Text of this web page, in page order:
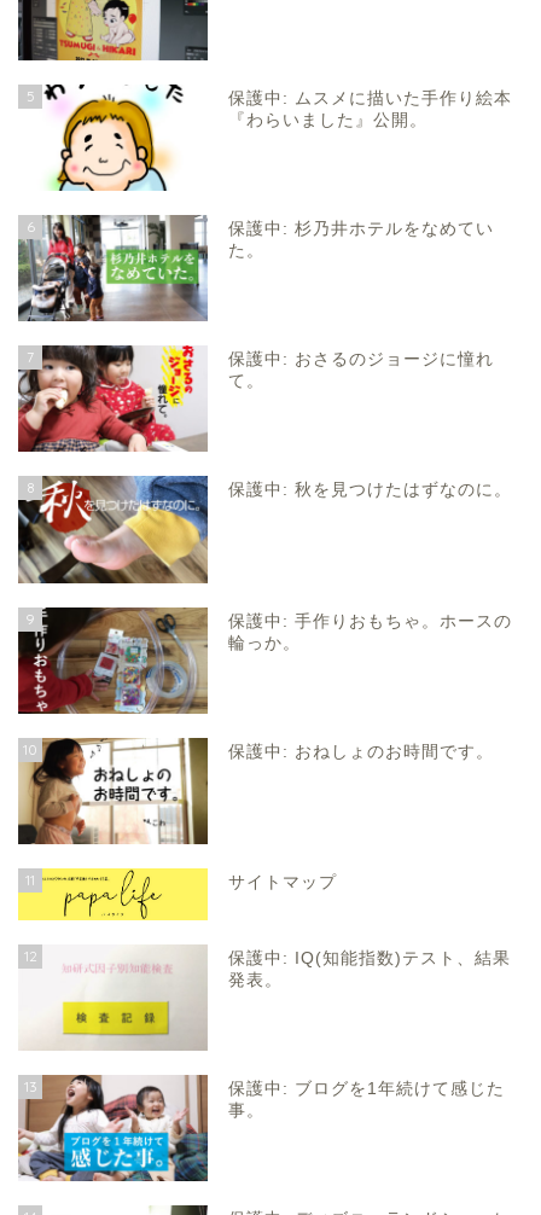
5
保護中: ムスメに描いた手作り絵本
『わらいました』公開。
6
保護中: 杉乃井ホテルをなめてい
た。
7
保護中: おさるのジョージに憧れ
て。
8 保護中: 秋を見つけたはずなのに。
9
保護中: 手作りおもちゃ。ホースの
輪っか。
10 保護中: おねしょのお時間です。
11 サイトマップ
12
保護中: IQ(知能指数)テスト、結果
発表。
13
保護中: ブログを1年続けて感じた
事。